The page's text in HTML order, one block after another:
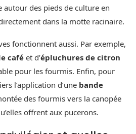
autour des pieds de culture en
dans la motte racinaire.
fonctionnent aussi. Par exemple,
café et d’épluchures de citron
pour les fourmis. Enfin, pour
l’application d’une bande
des fourmis vers la canopée
offrent aux pucerons.